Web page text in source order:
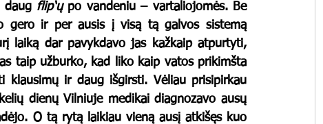
daug flip‘ų po vandeniu – vartaliojomės. Be
ir per ausis į visą tą galvos sistemą
laiką dar pavykdavo jas kažkaip atpurtyti,
taip užburko, kad liko kaip vatos prikimšta
klausimų ir daug išgirsti. Vėliau prisipirkau
dienų Vilniuje medikai diagnozavo ausų
O tą rytą laikiau vieną ausį atkišęs kuo